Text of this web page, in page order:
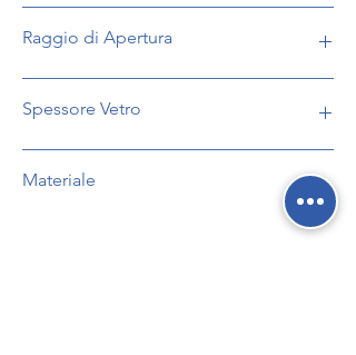
Raggio di Apertura
Spessore Vetro
Materiale